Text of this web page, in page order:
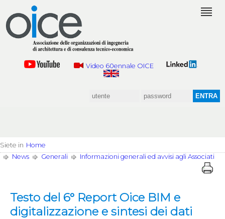
Video 60ennale OICE
Siete in Home
News
Generali Informazioni generali ed avvisi agli Associati
Testo del 6° Report Oice BIM e
digitalizzazione e sintesi dei dati